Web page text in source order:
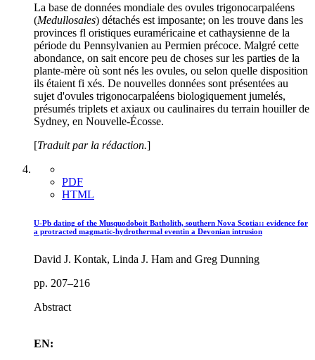
La base de données mondiale des ovules trigonocarpaléens
(Medullosales) détachés est imposante; on les trouve dans les
provinces fl oristiques euraméricaine et cathaysienne de la
période du Pennsylvanien au Permien précoce. Malgré cette
abondance, on sait encore peu de choses sur les parties de la
plante-mère où sont nés les ovules, ou selon quelle disposition
ils étaient fi xés. De nouvelles données sont présentées au
sujet d'ovules trigonocarpaléens biologiquement jumelés,
présumés triplets et axiaux ou caulinaires du terrain houiller de
Sydney, en Nouvelle-Écosse.
[Traduit par la rédaction.]
PDF
HTML
U-Pb dating of the Musquodoboit Batholith, southern Nova Scotia:: evidence for
a protracted magmatic-hydrothermal eventin a Devonian intrusion
David J. Kontak, Linda J. Ham and Greg Dunning
pp. 207–216
Abstract
EN: